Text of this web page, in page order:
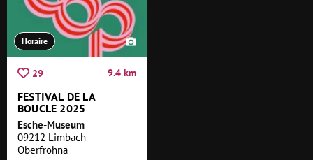
Horaire
29 9.4 km
FESTIVAL DE LA
BOUCLE 2025
Esche-Museum
09212 Limbach-
Oberfrohna